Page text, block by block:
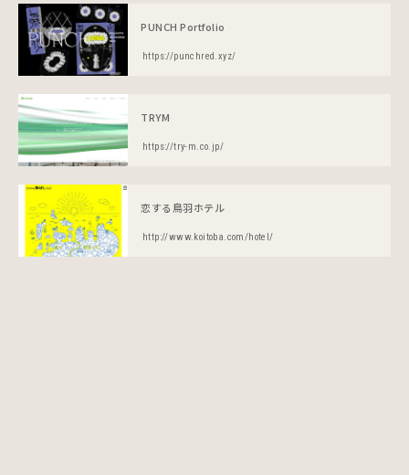
PUNCH Portfolio
https://punchred.xyz/
TRYM
https://try-m.co.jp/
恋する鳥羽ホテル
http://www.koitoba.com/hotel/